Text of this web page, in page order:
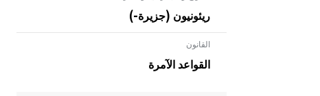
ريئونيون (جزيرة-)
القانون
القواعد الآمرة
- هل تعلم أن الأبلق نوع من الفنون
الهندسية التي ارتبطت بالعمارة الإسلامية
في بلاد الشام ومصر خاصة، حيث يحرص